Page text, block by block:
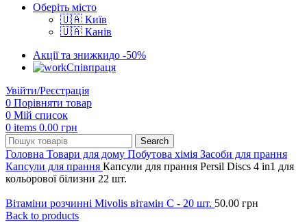
Оберіть місто
🇺🇦 Київ
🇺🇦 Канів
Акції та знижкидо -50%
Співпраця
Увійти/Реєстрація
0 Порівняти товар
0 Мій список
0 items 0.00 грн
Search
Головна Товари для дому Побутова хімія Засоби для прання
Капсули для прання Капсули для прання Persil Discs 4 in1 для
кольорової білизни 22 шт.
Вітаміни розчинні Mivolis вітамін С - 20 шт. 50.00 грн
Back to products